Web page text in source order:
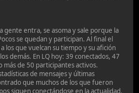
gente entra, se asoma y sale porque la
se quedan y participan. Al final el
los que vuelcan su tiempo y su afición
demás. En LQ hoy: 39 conectados, 47
más de 50 participantes activos.
de mensajes y últimas
que muchos de los que fueron
siguen conectándose en la actualidad.